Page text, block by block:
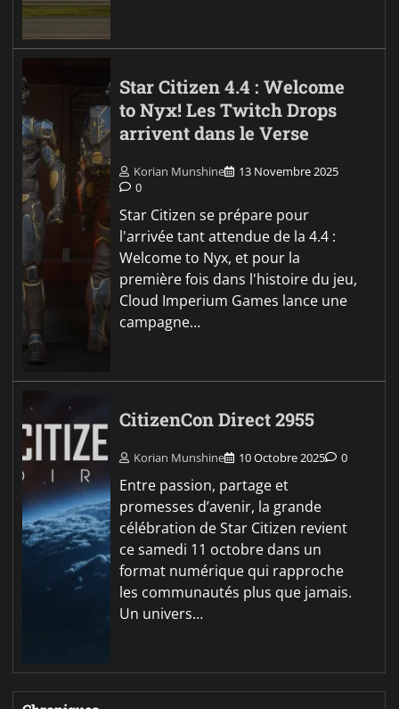
Star Citizen 4.4 : Welcome
to Nyx! Les Twitch Drops
arrivent dans le Verse
Korian Munshine
13 Novembre 2025
0
Star Citizen se prépare pour
l'arrivée tant attendue de la 4.4 :
Welcome to Nyx, et pour la
première fois dans l'histoire du jeu,
Cloud Imperium Games lance une
campagne…
CitizenCon Direct 2955
Korian Munshine 10 Octobre 2025 0
Entre passion, partage et
promesses d’avenir, la grande
célébration de Star Citizen revient
ce samedi 11 octobre dans un
format numérique qui rapproche
les communautés plus que jamais.
Un univers…